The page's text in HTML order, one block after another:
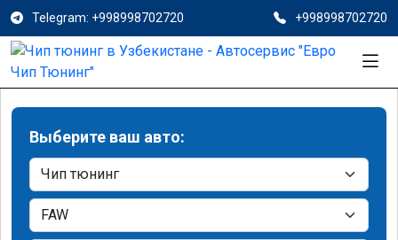
Telegram: +998998702720 +998998702720
Выберите ваш авто: